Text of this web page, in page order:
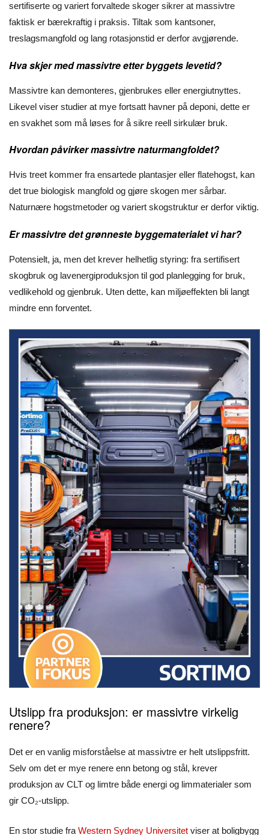
sertifiserte og variert forvaltede skoger sikrer at massivtre
faktisk er bærekraftig i praksis. Tiltak som kantsoner,
treslagsmangfold og lang rotasjonstid er derfor avgjørende.
Hva skjer med massivtre etter byggets levetid?
Massivtre kan demonteres, gjenbrukes eller energiutnyttes.
Likevel viser studier at mye fortsatt havner på deponi, dette er
en svakhet som må løses for å sikre reell sirkulær bruk.
Hvordan påvirker massivtre naturmangfoldet?
Hvis treet kommer fra ensartede plantasjer eller flatehogst, kan
det true biologisk mangfold og gjøre skogen mer sårbar.
Naturnære hogstmetoder og variert skogstruktur er derfor viktig.
Er massivtre det grønneste byggematerialet vi har?
Potensielt, ja, men det krever helhetlig styring: fra sertifisert
skogbruk og lavenergiproduksjon til god planlegging for bruk,
vedlikehold og gjenbruk. Uten dette, kan miljøeffekten bli langt
mindre enn forventet.
Utslipp fra produksjon: er massivtre virkelig
renere?
Det er en vanlig misforståelse at massivtre er helt utslippsfritt.
Selv om det er mye renere enn betong og stål, krever
produksjon av CLT og limtre både energi og limmaterialer som
gir CO₂-utslipp.
En stor studie fra Western Sydney Universitet viser at boligbygg